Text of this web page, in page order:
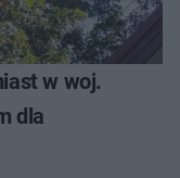
w woj.
dla